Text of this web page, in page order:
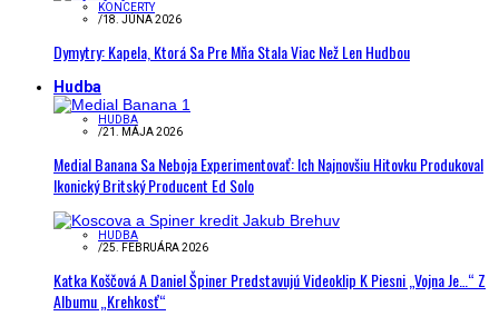
KONCERTY
/18. JÚNA 2026
Dymytry: Kapela, Ktorá Sa Pre Mňa Stala Viac Než Len Hudbou
Hudba
HUDBA
/21. MÁJA 2026
Medial Banana Sa Neboja Experimentovať: Ich Najnovšiu Hitovku Produkoval
Ikonický Britský Producent Ed Solo
HUDBA
/25. FEBRUÁRA 2026
Katka Koščová A Daniel Špiner Predstavujú Videoklip K Piesni „Vojna Je…“ Z
Albumu „Krehkosť“